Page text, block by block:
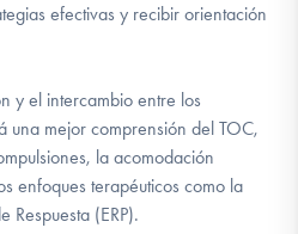
efectivas y recibir orientación
y el intercambio entre los
una mejor comprensión del TOC,
la acomodación
enfoques terapéuticos como la
Respuesta (ERP).